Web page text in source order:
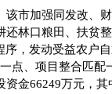
市加强同发改、财
还林口粮田、扶贫
，发动受益农户
点、项目整合匹配
金66249万元，